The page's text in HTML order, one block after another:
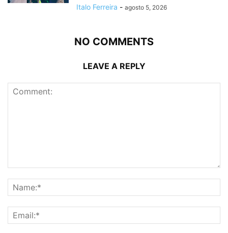
Italo Ferreira - agosto 5, 2026
NO COMMENTS
LEAVE A REPLY